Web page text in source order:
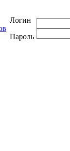
Логин
Пароль